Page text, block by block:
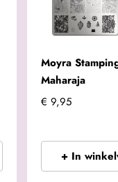
Moyra
Maharaja
€ 9,95
+ In